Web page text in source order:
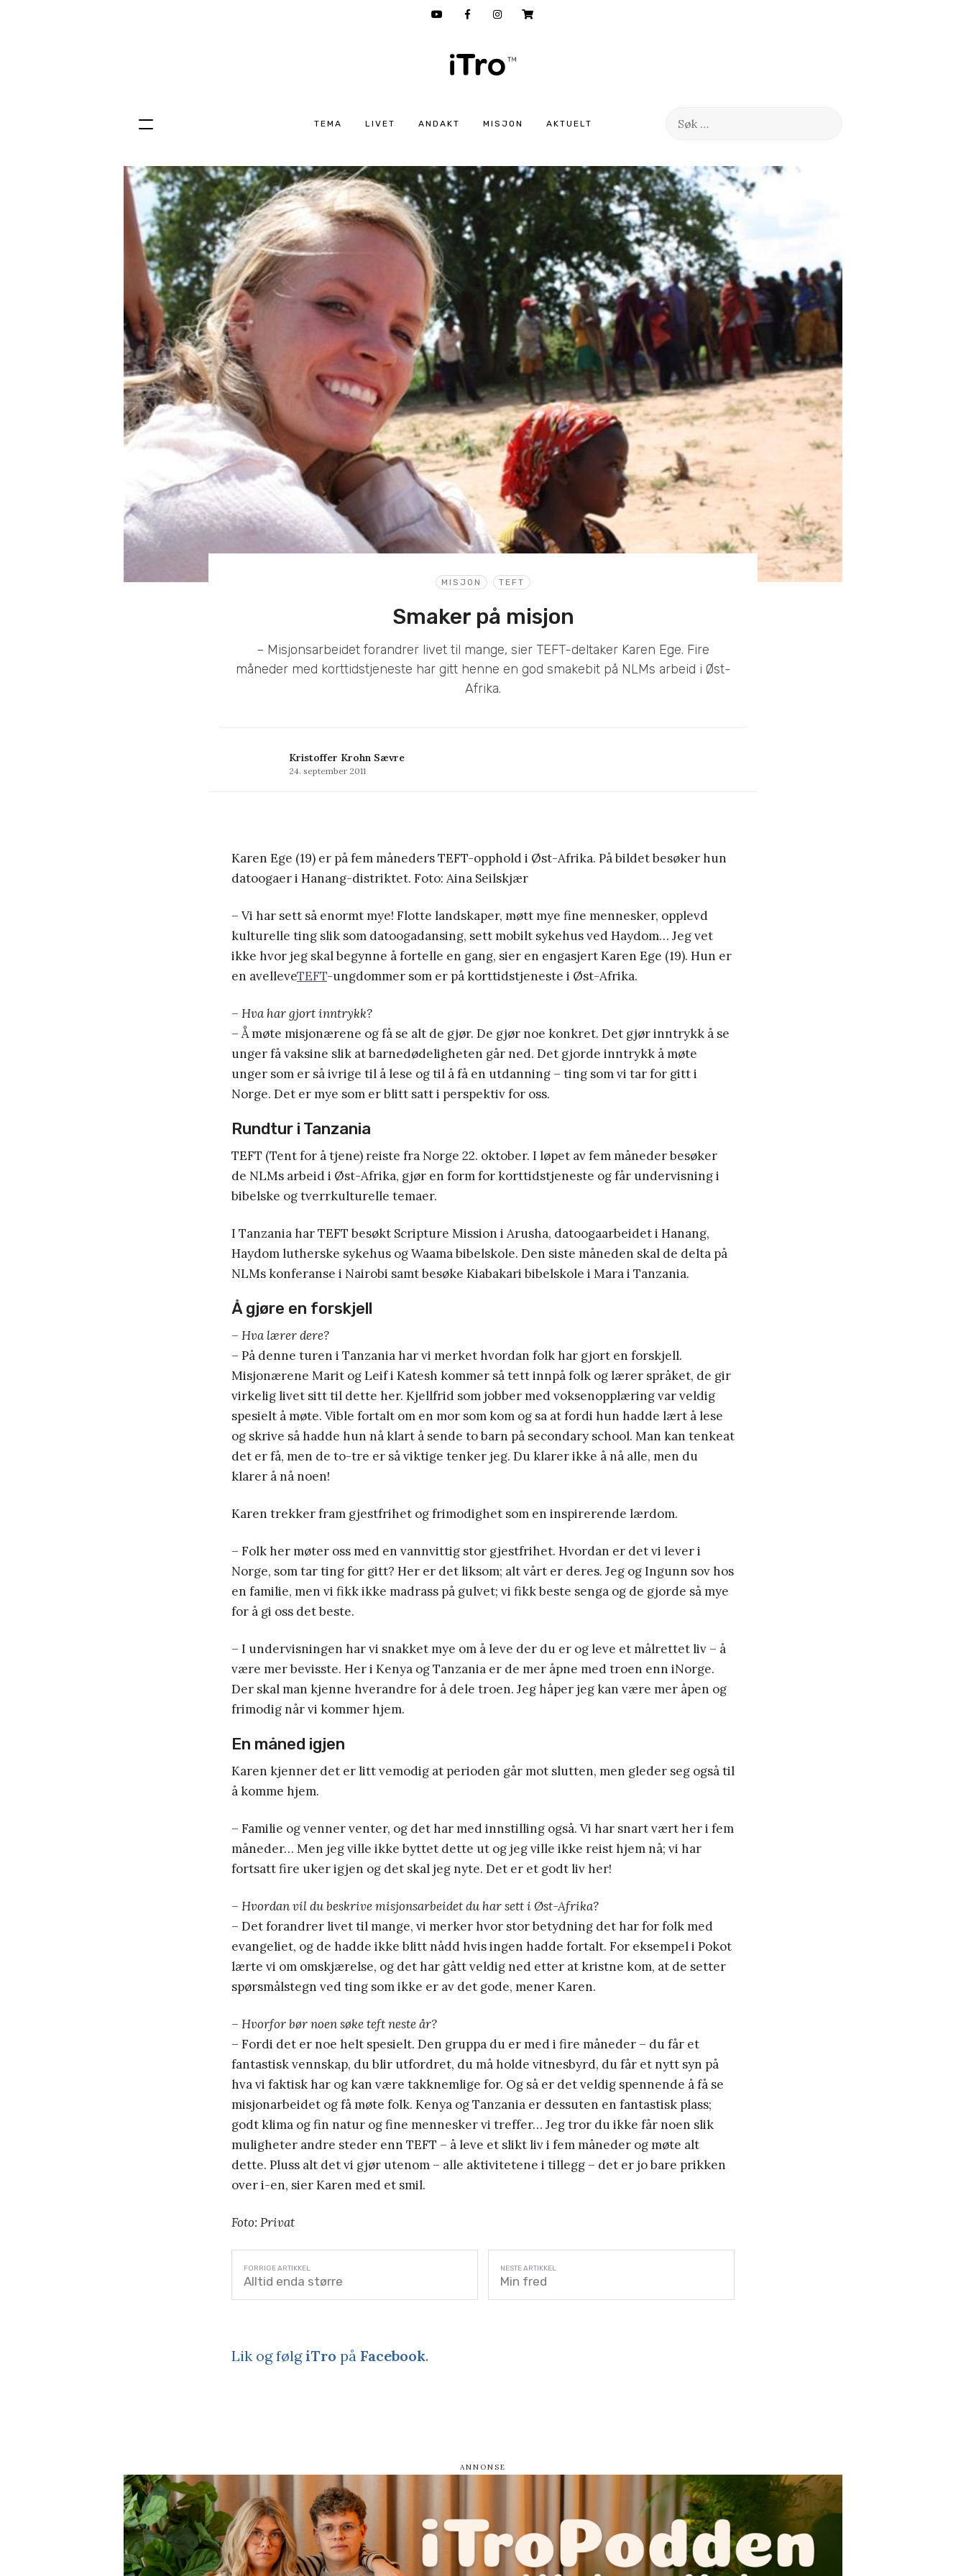
TEMA LIVET ANDAKT MISJON AKTUELT
Søk
Hopp
innhold
MISJON TEFT
Smaker på misjon
– Misjonsarbeidet forandrer livet til mange, sier TEFT-deltaker Karen Ege. Fire
måneder med korttidstjeneste har gitt henne en god smakebit på NLMs arbeid i Øst-
Afrika.
Kristoffer Krohn Sævre
24. september 2011
Karen Ege (19) er på fem måneders TEFT-opphold i Øst-Afrika. På bildet besøker hun
datoogaer i Hanang-distriktet. Foto: Aina Seilskjær
– Vi har sett så enormt mye! Flotte landskaper, møtt mye fine mennesker, opplevd
kulturelle ting slik som datoogadansing, sett mobilt sykehus ved Haydom… Jeg vet
ikke hvor jeg skal begynne å fortelle en gang, sier en engasjert Karen Ege (19). Hun er
en avelleveTEFT-ungdommer som er på korttidstjeneste i Øst-Afrika.
– Hva har gjort inntrykk?
– Å møte misjonærene og få se alt de gjør. De gjør noe konkret. Det gjør inntrykk å se
unger få vaksine slik at barnedødeligheten går ned. Det gjorde inntrykk å møte
unger som er så ivrige til å lese og til å få en utdanning – ting som vi tar for gitt i
Norge. Det er mye som er blitt satt i perspektiv for oss.
Rundtur i Tanzania
TEFT (Tent for å tjene) reiste fra Norge 22. oktober. I løpet av fem måneder besøker
de NLMs arbeid i Øst-Afrika, gjør en form for korttidstjeneste og får undervisning i
bibelske og tverrkulturelle temaer.
I Tanzania har TEFT besøkt Scripture Mission i Arusha, datoogaarbeidet i Hanang,
Haydom lutherske sykehus og Waama bibelskole. Den siste måneden skal de delta på
NLMs konferanse i Nairobi samt besøke Kiabakari bibelskole i Mara i Tanzania.
Å gjøre en forskjell
– Hva lærer dere?
– På denne turen i Tanzania har vi merket hvordan folk har gjort en forskjell.
Misjonærene Marit og Leif i Katesh kommer så tett innpå folk og lærer språket, de gir
virkelig livet sitt til dette her. Kjellfrid som jobber med voksenopplæring var veldig
spesielt å møte. Vible fortalt om en mor som kom og sa at fordi hun hadde lært å lese
og skrive så hadde hun nå klart å sende to barn på secondary school. Man kan tenkeat
det er få, men de to-tre er så viktige tenker jeg. Du klarer ikke å nå alle, men du
klarer å nå noen!
Karen trekker fram gjestfrihet og frimodighet som en inspirerende lærdom.
– Folk her møter oss med en vannvittig stor gjestfrihet. Hvordan er det vi lever i
Norge, som tar ting for gitt? Her er det liksom; alt vårt er deres. Jeg og Ingunn sov hos
en familie, men vi fikk ikke madrass på gulvet; vi fikk beste senga og de gjorde så mye
for å gi oss det beste.
– I undervisningen har vi snakket mye om å leve der du er og leve et målrettet liv – å
være mer bevisste. Her i Kenya og Tanzania er de mer åpne med troen enn iNorge.
Der skal man kjenne hverandre for å dele troen. Jeg håper jeg kan være mer åpen og
frimodig når vi kommer hjem.
En måned igjen
Karen kjenner det er litt vemodig at perioden går mot slutten, men gleder seg også til
å komme hjem.
– Familie og venner venter, og det har med innstilling også. Vi har snart vært her i fem
måneder… Men jeg ville ikke byttet dette ut og jeg ville ikke reist hjem nå; vi har
fortsatt fire uker igjen og det skal jeg nyte. Det er et godt liv her!
– Hvordan vil du beskrive misjonsarbeidet du har sett i Øst-Afrika?
– Det forandrer livet til mange, vi merker hvor stor betydning det har for folk med
evangeliet, og de hadde ikke blitt nådd hvis ingen hadde fortalt. For eksempel i Pokot
lærte vi om omskjærelse, og det har gått veldig ned etter at kristne kom, at de setter
spørsmålstegn ved ting som ikke er av det gode, mener Karen.
– Hvorfor bør noen søke teft neste år?
– Fordi det er noe helt spesielt. Den gruppa du er med i fire måneder – du får et
fantastisk vennskap, du blir utfordret, du må holde vitnesbyrd, du får et nytt syn på
hva vi faktisk har og kan være takknemlige for. Og så er det veldig spennende å få se
misjonarbeidet og få møte folk. Kenya og Tanzania er dessuten en fantastisk plass;
godt klima og fin natur og fine mennesker vi treffer… Jeg tror du ikke får noen slik
muligheter andre steder enn TEFT – å leve et slikt liv i fem måneder og møte alt
dette. Pluss alt det vi gjør utenom – alle aktivitetene i tillegg – det er jo bare prikken
over i-en, sier Karen med et smil.
Foto: Privat
Alltid enda større Min fred
Lik og følgiTro på Facebook.